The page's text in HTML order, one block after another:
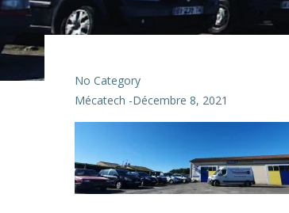
No Category
Mécatech -Décembre 8, 2021